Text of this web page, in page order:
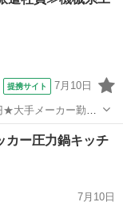
提携サイト 7月10日
★大手メーカー勤
通勤OK＆工場敷地
カー圧力鍋キッチ
7月10日